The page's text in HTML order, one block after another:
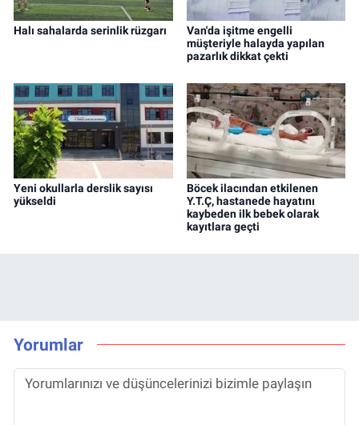
Halı sahalarda serinlik rüzgarı
Van'da işitme engelli
müşteriyle halayda yapılan
pazarlık dikkat çekti
Yeni okullarla derslik sayısı
yükseldi
Böcek ilacından etkilenen
Y.T.Ç, hastanede hayatını
kaybeden ilk bebek olarak
kayıtlara geçti
Yorumlar